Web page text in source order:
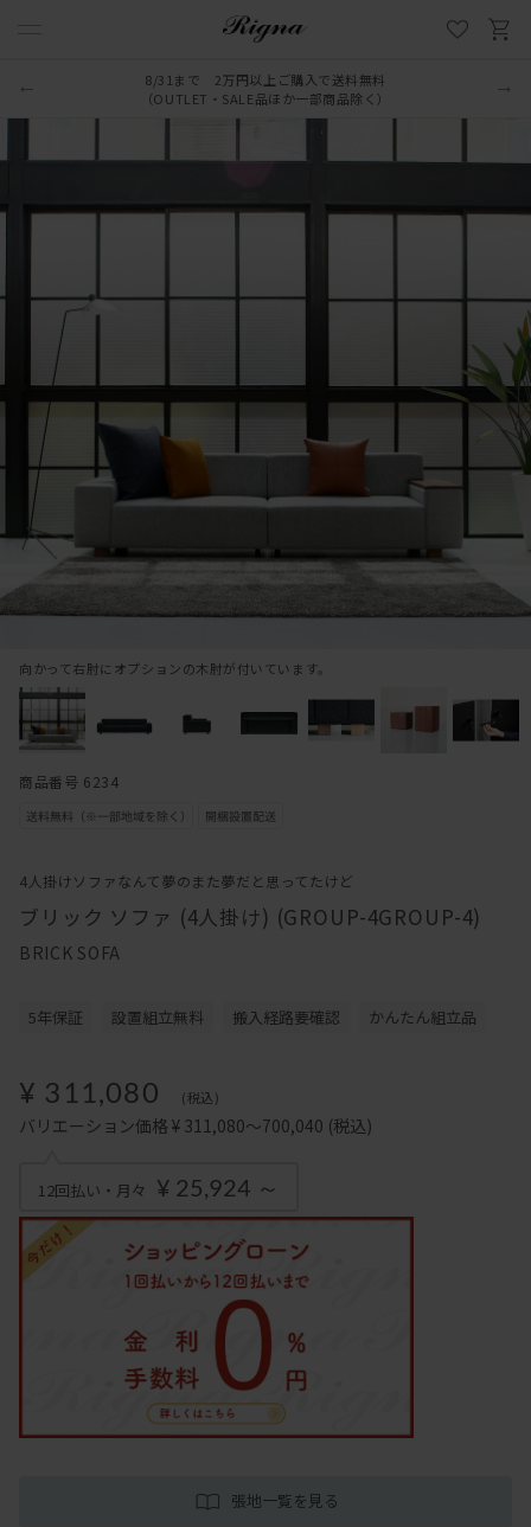
8/31まで 2万円以上ご購入で送料無料
（OUTLET・SALE品ほか一部商品除く）
4人掛けソファなんて夢のまた夢だと思ってたけど
ブリック ソファ (4人掛け) (GROUP-4GROUP-4)
BRICK SOFA
向かって右肘にオプションの木肘が付いています。
5年保証 設置組立無料 搬入経路要確認 かんたん組立品
¥ 311,080 (税込)
バリエーション価格 ¥ 311,080～700,040 (税込)
12回払い・月々 ¥ 25,924 ～
張地一覧を見る
商品番号 6234